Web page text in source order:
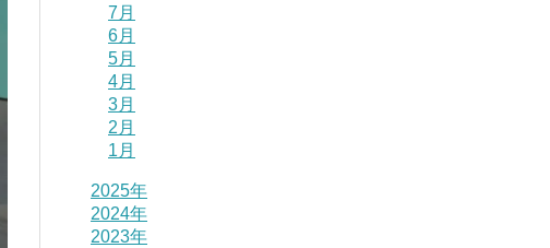
7月
6月
5月
4月
3月
2月
1月
2025年
2024年
2023年